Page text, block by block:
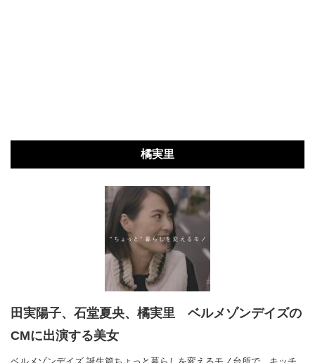
橘実里
田実陽子、石堂夏央、橘実里 ベルメゾンデイズの
CMに出演する美女